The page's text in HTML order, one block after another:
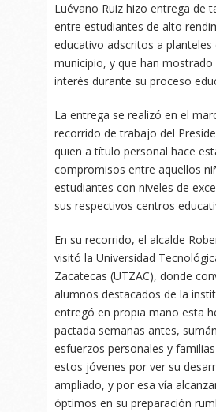
Luévano Ruiz hizo entrega de
entre estudiantes de alto
educativo adscritos a planteles
municipio, y que han mostrado
interés durante su proceso
La entrega se realizó en el
recorrido de trabajo del
quien a título personal hace
compromisos entre aquellos
estudiantes con niveles de
sus respectivos centros
En su recorrido, el alcalde
visitó la Universidad
Zacatecas (UTZAC), donde
alumnos destacados de la
entregó en propia mano esta
pactada semanas antes,
esfuerzos personales y
estos jóvenes por ver su
ampliado, y por esa vía
óptimos en su preparación